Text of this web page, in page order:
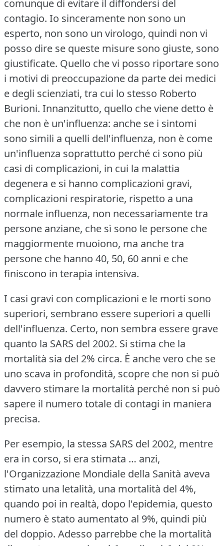
comunque di evitare il diffondersi del
contagio. Io sinceramente non sono un
esperto, non sono un virologo, quindi non vi
posso dire se queste misure sono giuste, sono
giustificate. Quello che vi posso riportare sono
i motivi di preoccupazione da parte dei medici
e degli scienziati, tra cui lo stesso Roberto
Burioni. Innanzitutto, quello che viene detto è
che non è un'influenza: anche se i sintomi
sono simili a quelli dell'influenza, non è come
un'influenza soprattutto perché ci sono più
casi di complicazioni, in cui la malattia
degenera e si hanno complicazioni gravi,
complicazioni respiratorie, rispetto a una
normale influenza, non necessariamente tra
persone anziane, che sì sono le persone che
maggiormente muoiono, ma anche tra
persone che hanno 40, 50, 60 anni e che
finiscono in terapia intensiva.
I casi gravi con complicazioni e le morti sono
superiori, sembrano essere superiori a quelli
dell'influenza. Certo, non sembra essere grave
quanto la SARS del 2002. Si stima che la
mortalità sia del 2% circa. È anche vero che se
uno scava in profondità, scopre che non si può
davvero stimare la mortalità perché non si può
sapere il numero totale di contagi in maniera
precisa.
Per esempio, la stessa SARS del 2002, mentre
era in corso, si era stimata … anzi,
l'Organizzazione Mondiale della Sanità aveva
stimato una letalità, una mortalità del 4%,
quando poi in realtà, dopo l'epidemia, questo
numero è stato aumentato al 9%, quindi più
del doppio. Adesso parrebbe che la mortalità